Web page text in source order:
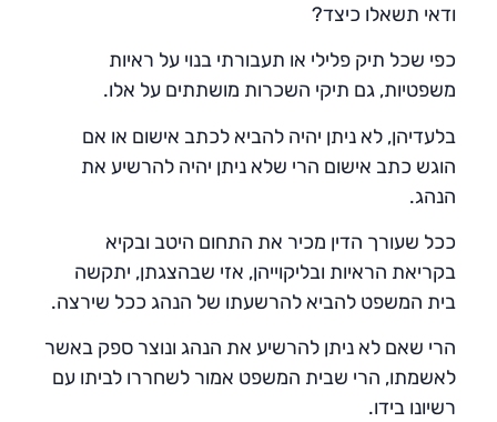
ודאי תשאלו כיצד?
כפי שכל תיק פלילי או תעבורתי בנוי על ראיות
משפטיות, גם תיקי השכרות מושתתים על אלו.
בלעדיהן, לא ניתן יהיה להביא לכתב אישום או אם
הוגש כתב אישום הרי שלא ניתן יהיה להרשיע את
הנהג.
ככל שעורך הדין מכיר את התחום היטב ובקיא
בקריאת הראיות ובליקוייהן, אזי שבהצגתן, יתקשה
בית המשפט להביא להרשעתו של הנהג ככל שירצה.
הרי שאם לא ניתן להרשיע את הנהג ונוצר ספק באשר
לאשמתו, הרי שבית המשפט אמור לשחררו לביתו עם
רשיונו בידו.